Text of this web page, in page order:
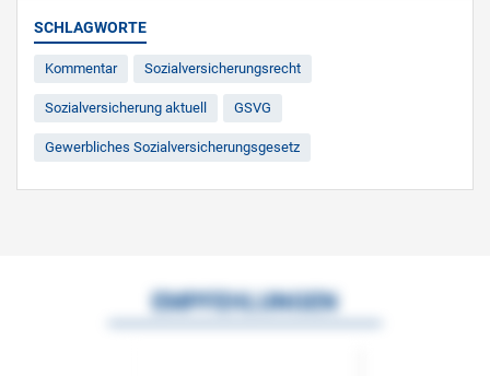
SCHLAGWORTE
Kommentar Sozialversicherungsrecht
Sozialversicherung aktuell GSVG
Gewerbliches Sozialversicherungsgesetz
EMPFEHLUNGEN